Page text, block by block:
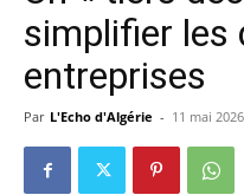
simplifier les
entreprises
Par L'Echo d'Algérie - 11 mai 2026